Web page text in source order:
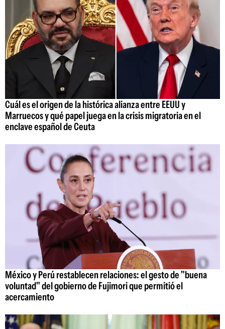
Cuál es el origen de la histórica alianza entre EEUU y
Marruecos y qué papel juega en la crisis migratoria en el
enclave español de Ceuta
México y Perú restablecen relaciones: el gesto de "buena
voluntad" del gobierno de Fujimori que permitió el
acercamiento